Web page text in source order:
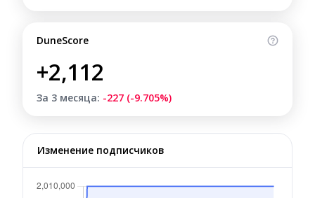
DuneScore
+2,112
За 3 месяца: -227 (-9.705%)
Изменение подписчиков